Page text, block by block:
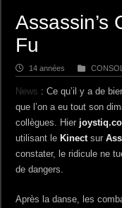
Assassin’s
Fu
14 années
News : Ce qu’il y a de
que l’on a eu tout son
collègues. Hier
utilisant le Kinect sur
constater, le ridicule ne
de dangers.
Après la danse, les